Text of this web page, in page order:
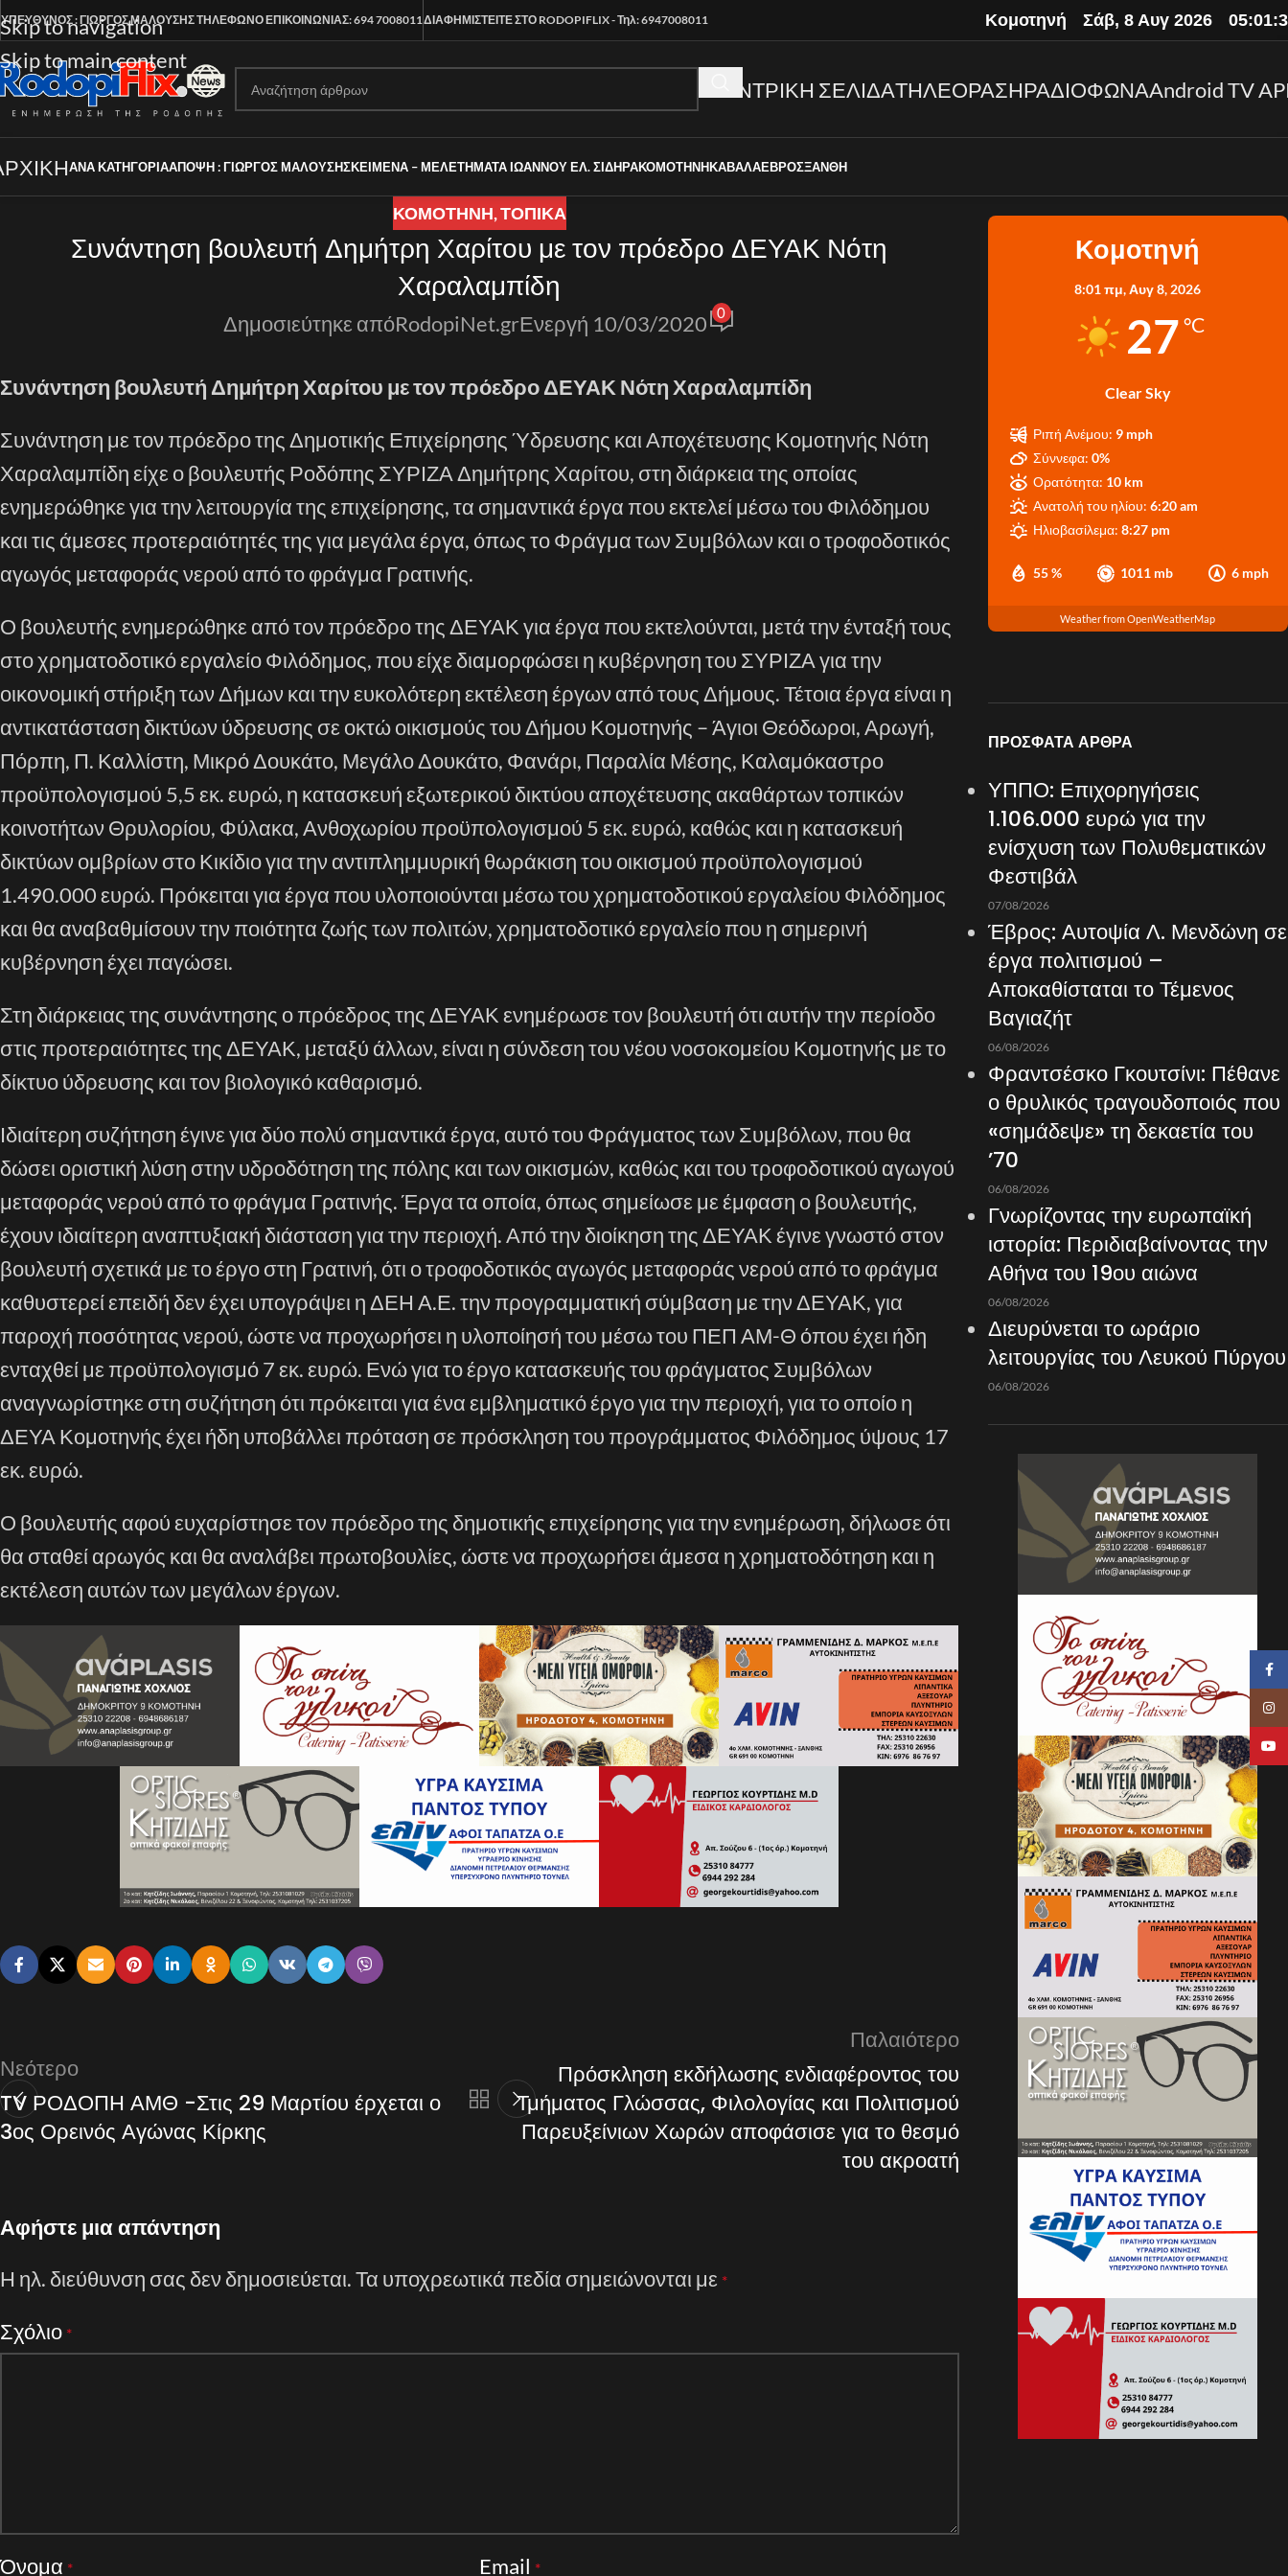
Skip to navigation
Skip to main content
ΥΠΕΥΘΥΝΟΣ : ΓΙΩΡΓΟΣ ΜΑΛΟΥΣΗΣΤΗΛΕΦΩΝΟ ΕΠΙΚΟΙΝΩΝΙΑΣ: 694 7008011ΔΙΑΦΗΜΙΣΤΕΙΤΕ ΣΤΟ RODOPIFLIX - Τηλ: 6947008011 Κομοτηνή Σάβ, 8 Αυγ 2026
ΚΕΝΤΡΙΚΗ ΣΕΛΙΔΑΤΗΛΕΟΡΑΣΗΡΑΔΙΟΦΩΝΑAndroid TV
ΑΝΑ ΚΑΤΗΓΟΡΊΑΑΠΟΨΗ : ΓΙΩΡΓΟΣ ΜΑΛΟΥΣΗΣΚΕΙΜΕΝΑ – ΜΕΛΕΤΗΜΑΤΑ ΙΩΑΝΝΟΥ ΕΛ. ΣΙΔΗΡΑΚΟΜΟΤΗΝΗΚΑΒΑΛΑΕΒΡΟΣΞΑΝΘΗ
ΚΟΜΟΤΗΝΗ,ΤΟΠΙΚΑ
Συνάντηση βουλευτή Δημήτρη Χαρίτου με τον πρόεδρο ΔΕΥΑΚ Νότη
Χαραλαμπίδη
Δημοσιεύτηκε απόRodopiNet.grΕνεργή 10/03/2020 0
Συνάντηση βουλευτή Δημήτρη Χαρίτου με τον πρόεδρο ΔΕΥΑΚ Νότη Χαραλαμπίδη
Συνάντηση με τον πρόεδρο της Δημοτικής Επιχείρησης Ύδρευσης και Αποχέτευσης Κομοτηνής Νότη
Χαραλαμπίδη είχε ο βουλευτής Ροδόπης ΣΥΡΙΖΑ Δημήτρης Χαρίτου, στη διάρκεια της οποίας
ενημερώθηκε για την λειτουργία της επιχείρησης, τα σημαντικά έργα που εκτελεί μέσω του Φιλόδημου
και τις άμεσες προτεραιότητές της για μεγάλα έργα, όπως το Φράγμα των Συμβόλων και ο τροφοδοτικός
αγωγός μεταφοράς νερού από το φράγμα Γρατινής.
Ο βουλευτής ενημερώθηκε από τον πρόεδρο της ΔΕΥΑΚ για έργα που εκτελούνται, μετά την ένταξή τους
στο χρηματοδοτικό εργαλείο Φιλόδημος, που είχε διαμορφώσει η κυβέρνηση του ΣΥΡΙΖΑ για την
οικονομική στήριξη των Δήμων και την ευκολότερη εκτέλεση έργων από τους Δήμους. Τέτοια έργα είναι η
αντικατάσταση δικτύων ύδρευσης σε οκτώ οικισμούς του Δήμου Κομοτηνής – Άγιοι Θεόδωροι, Αρωγή,
Πόρπη, Π. Καλλίστη, Μικρό Δουκάτο, Μεγάλο Δουκάτο, Φανάρι, Παραλία Μέσης, Καλαμόκαστρο
προϋπολογισμού 5,5 εκ. ευρώ, η κατασκευή εξωτερικού δικτύου αποχέτευσης ακαθάρτων τοπικών
κοινοτήτων Θρυλορίου, Φύλακα, Ανθοχωρίου προϋπολογισμού 5 εκ. ευρώ, καθώς και η κατασκευή
δικτύων ομβρίων στο Κικίδιο για την αντιπλημμυρική θωράκιση του οικισμού προϋπολογισμού
1.490.000 ευρώ. Πρόκειται για έργα που υλοποιούνται μέσω του χρηματοδοτικού εργαλείου Φιλόδημος
και θα αναβαθμίσουν την ποιότητα ζωής των πολιτών, χρηματοδοτικό εργαλείο που η σημερινή
κυβέρνηση έχει παγώσει.
Στη διάρκειας της συνάντησης ο πρόεδρος της ΔΕΥΑΚ ενημέρωσε τον βουλευτή ότι αυτήν την περίοδο
στις προτεραιότητες της ΔΕΥΑΚ, μεταξύ άλλων, είναι η σύνδεση του νέου νοσοκομείου Κομοτηνής με το
δίκτυο ύδρευσης και τον βιολογικό καθαρισμό.
Ιδιαίτερη συζήτηση έγινε για δύο πολύ σημαντικά έργα, αυτό του Φράγματος των Συμβόλων, που θα
δώσει οριστική λύση στην υδροδότηση της πόλης και των οικισμών, καθώς και του τροφοδοτικού αγωγού
μεταφοράς νερού από το φράγμα Γρατινής. Έργα τα οποία, όπως σημείωσε με έμφαση ο βουλευτής,
έχουν ιδιαίτερη αναπτυξιακή διάσταση για την περιοχή. Από την διοίκηση της ΔΕΥΑΚ έγινε γνωστό στον
βουλευτή σχετικά με το έργο στη Γρατινή, ότι ο τροφοδοτικός αγωγός μεταφοράς νερού από το φράγμα
καθυστερεί επειδή δεν έχει υπογράψει η ΔΕΗ Α.Ε. την προγραμματική σύμβαση με την ΔΕΥΑΚ, για
παροχή ποσότητας νερού, ώστε να προχωρήσει η υλοποίησή του μέσω του ΠΕΠ ΑΜ-Θ όπου έχει ήδη
ενταχθεί με προϋπολογισμό 7 εκ. ευρώ. Ενώ για το έργο κατασκευής του φράγματος Συμβόλων
αναγνωρίστηκε στη συζήτηση ότι πρόκειται για ένα εμβληματικό έργο για την περιοχή, για το οποίο η
ΔΕΥΑ Κομοτηνής έχει ήδη υποβάλλει πρόταση σε πρόσκληση του προγράμματος Φιλόδημος ύψους 17
εκ. ευρώ.
Ο βουλευτής αφού ευχαρίστησε τον πρόεδρο της δημοτικής επιχείρησης για την ενημέρωση, δήλωσε ότι
θα σταθεί αρωγός και θα αναλάβει πρωτοβουλίες, ώστε να προχωρήσει άμεσα η χρηματοδότηση και η
εκτέλεση αυτών των μεγάλων έργων.
Νεότερο
TV ΡΟΔΟΠΗ ΑΜΘ -Στις 29 Μαρτίου έρχεται ο
3ος Ορεινός Αγώνας Κίρκης
Παλαιότερο
Πρόσκληση εκδήλωσης ενδιαφέροντος του
Τμήματος Γλώσσας, Φιλολογίας και Πολιτισμού
Παρευξείνιων Χωρών αποφάσισε για το θεσμό
του ακροατή
Αφήστε μια απάντηση
Η ηλ. διεύθυνση σας δεν δημοσιεύεται.Τα υποχρεωτικά πεδία σημειώνονται με *
Σχόλιο *
Όνομα * Email *
Κομοτηνή
8:01 πμ,Αυγ 8, 2026
27 °C
Clear Sky
55 % 1011 mb 6 mph
Ριπή Ανέμου: 9 mph
Σύννεφα: 0%
Ορατότητα: 10 km
Ανατολή του ηλίου: 6:20 am
Ηλιοβασίλεμα: 8:27 pm
Weather from OpenWeatherMap
ΠΡΌΣΦΑΤΑ ΆΡΘΡΑ
ΥΠΠΟ: Επιχορηγήσεις
1.106.000 ευρώ για την
ενίσχυση των Πολυθεματικών
Φεστιβάλ
07/08/2026
Έβρος: Αυτοψία Λ. Μενδώνη σε
έργα πολιτισμού –
Αποκαθίσταται το Τέμενος
Βαγιαζήτ
06/08/2026
Φραντσέσκο Γκουτσίνι: Πέθανε
ο θρυλικός τραγουδοποιός που
«σημάδεψε» τη δεκαετία του
’70
06/08/2026
Γνωρίζοντας την ευρωπαϊκή
ιστορία: Περιδιαβαίνοντας την
Αθήνα του 19ου αιώνα
06/08/2026
Διευρύνεται το ωράριο
λειτουργίας του Λευκού Πύργου
06/08/2026